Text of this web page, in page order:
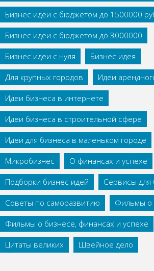
Бизнес идеи с бюджетом до 1500000
Бизнес идеи с бюджетом до 3000000
Бизнес идеи с нуля
Бизнес идея
Для крупных городов
Идеи
Идеи бизнеса в интернете
Идеи бизнеса в строительной сфере
Идеи для бизнеса в маленьком городе
Микробизнес
О финансах и успехе
Подборки бизнес идей
Сервисы для
Советы по саморазвитию
Фильмы о
Фильмы о бизнесе, финансах и успехе
Цитаты великих
Швейное дело